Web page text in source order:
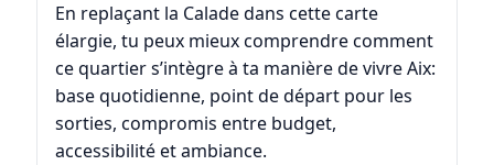
En replaçant la Calade dans cette carte
élargie, tu peux mieux comprendre comment
ce quartier s’intègre à ta manière de vivre Aix:
base quotidienne, point de départ pour les
sorties, compromis entre budget,
accessibilité et ambiance.